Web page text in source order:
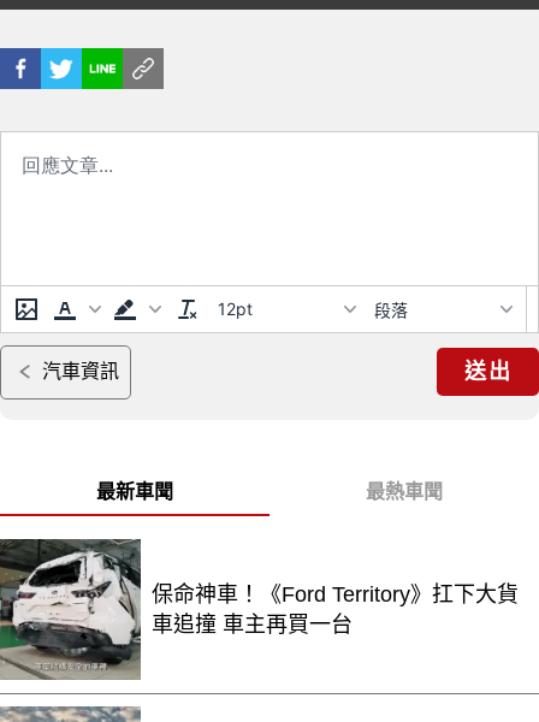
12pt 段落
汽車資訊 送出
最新車聞 最熱車聞
保命神車！《Ford Territory》扛下大貨
車追撞 車主再買一台